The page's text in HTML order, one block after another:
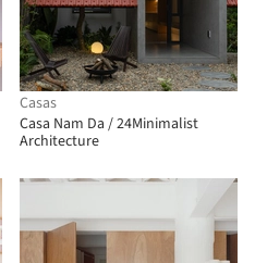
Casas
Casa Nam Da / 24Minimalist
Architecture